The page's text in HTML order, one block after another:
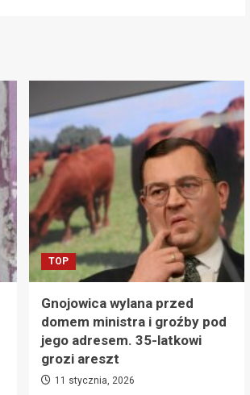
TOP
Gnojowica wylana przed
domem ministra i groźby pod
jego adresem. 35-latkowi
grozi areszt
11 stycznia, 2026